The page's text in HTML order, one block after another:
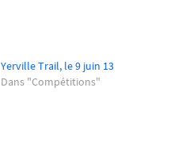
Yerville Trail, le 9 juin 13
Dans "Compétitions"